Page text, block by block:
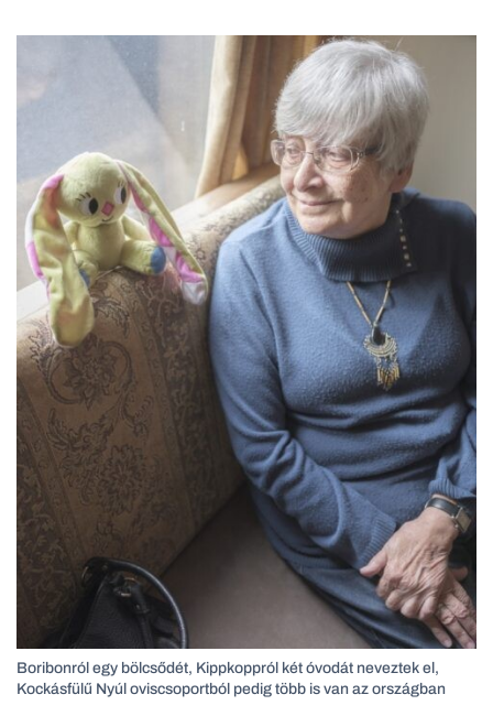
Boribonról egy bölcsődét, Kippkoppról két óvodát neveztek el,
Kockásfülű Nyúl oviscsoportból pedig több is van az országban